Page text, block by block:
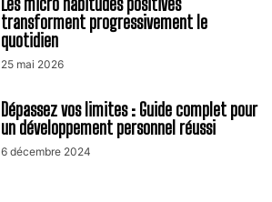
transforment progressivement le
quotidien
25 mai 2026
Dépassez vos limites : Guide complet pour
un développement personnel réussi
6 décembre 2024